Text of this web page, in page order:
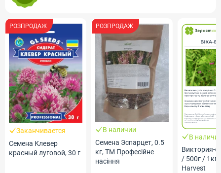
РОЗПРОДАЖ
Заканчивается
Семена Клевер
красный луговой, 30 г
РОЗПРОДАЖ
В наличии
Семена Эспарцет, 0.5
кг, ТМ Професійне
насіння
В
Виктория-
/ 500г / 1кг,
Harvest